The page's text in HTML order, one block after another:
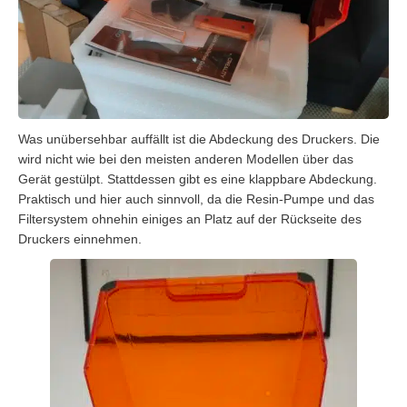
Was unübersehbar auffällt ist die Abdeckung des Druckers. Die
wird nicht wie bei den meisten anderen Modellen über das
Gerät gestülpt. Stattdessen gibt es eine klappbare Abdeckung.
Praktisch und hier auch sinnvoll, da die Resin-Pumpe und das
Filtersystem ohnehin einiges an Platz auf der Rückseite des
Druckers einnehmen.